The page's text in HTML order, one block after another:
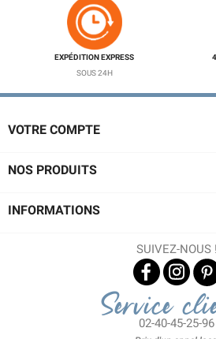
EXPÉDITION EXPRESS
SOUS 24H
VOTRE COMPTE
NOS PRODUITS
INFORMATIONS
SUIVEZ-NOUS !
Service
02-40-45-25-96